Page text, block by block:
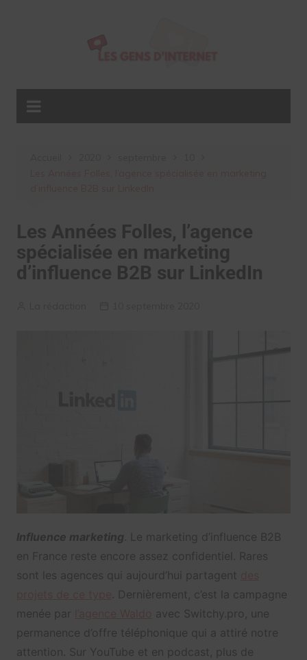
Les Années Folles, l’agence
spécialisée en marketing
d’influence B2B sur LinkedIn
Influence marketing . Le marketing d’influence B2B
en France reste encore assez confidentiel. Rares
sont les agences qui aujourd’hui partagent
. Dernièrement, c’est la campagne
menée par
avec Switchy.pro, une
permanence d’offre téléphonique qui a attiré notre
attention. Sur YouTube et en podcast, plus de